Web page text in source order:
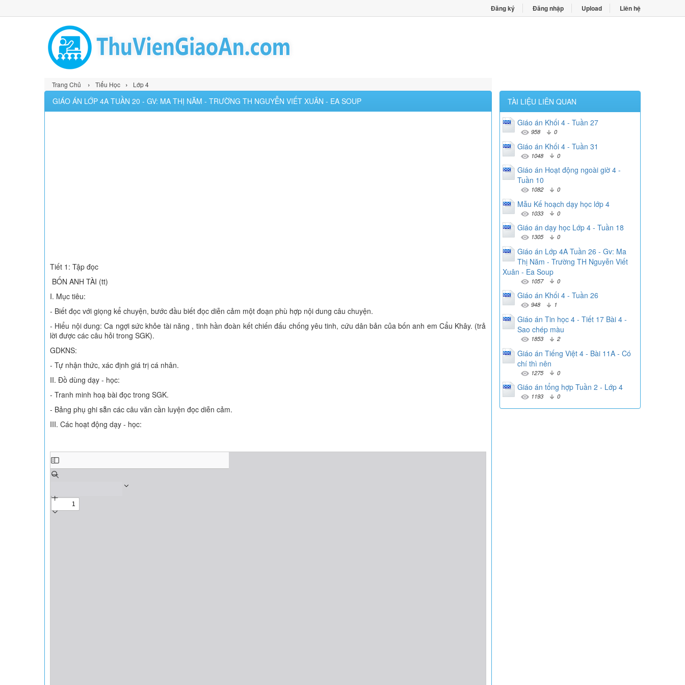
Đăng ký Đăng nhập Upload Liên hệ
Trang Chủ › Tiểu Học › Lớp 4
GIÁO ÁN LỚP 4A TUẦN 20 - GV: MA THỊ NĂM - TRƯỜNG TH NGUYỄN VIẾT XUÂN - EA SOUP
Tiết 1: Tập đọc
BỐN ANH TÀI (tt)
I. Mục tiêu:
- Biết đọc với giọng kể chuyện, bước đầu biết đọc diễn cảm một đoạn phù hợp nội dung câu chuyện.
- Hiểu nội dung: Ca ngợi sức khỏe tài năng , tinh hần đoàn kết chiến đấu chống yêu tinh, cứu dân bản của bốn anh em Cẩu Khây. (trả
lời được các câu hỏi trong SGK).
GDKNS:
- Tự nhận thức, xác định giá trị cá nhân.
II. Đồ dùng dạy - học:
- Tranh minh hoạ bài đọc trong SGK.
- Bảng phụ ghi sẵn các câu văn cần luyện đọc diễn cảm.
III. Các hoạt động dạy - học:
TÀI LIỆU LIÊN QUAN
Giáo án Khối 4 - Tuần 27
958 0
Giáo án Khối 4 - Tuần 31
1048 0
Giáo án Hoạt động ngoài giờ 4 -
Tuần 10
1082 0
Mẫu Kế hoạch dạy học lớp 4
1033 0
Giáo án dạy học Lớp 4 - Tuần 18
1305 0
Giáo án Lớp 4A Tuần 26 - Gv: Ma
Thị Năm - Trường TH Nguyễn Viết
Xuân - Ea Soup
1057 0
Giáo án Khối 4 - Tuần 26
948 1
Giáo án Tin học 4 - Tiết 17 Bài 4 -
Sao chép màu
1853 2
Giáo án Tiếng Việt 4 - Bài 11A - Có
chí thì nên
1275 0
Giáo án tổng hợp Tuần 2 - Lớp 4
1193 0